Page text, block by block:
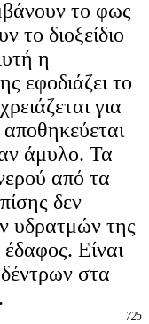
το φως
το διοξείδιο
η
εφοδιάζει το
για
άμυλο. Τα
από τα
δεν
υδρατμών της
Είναι
στα
725